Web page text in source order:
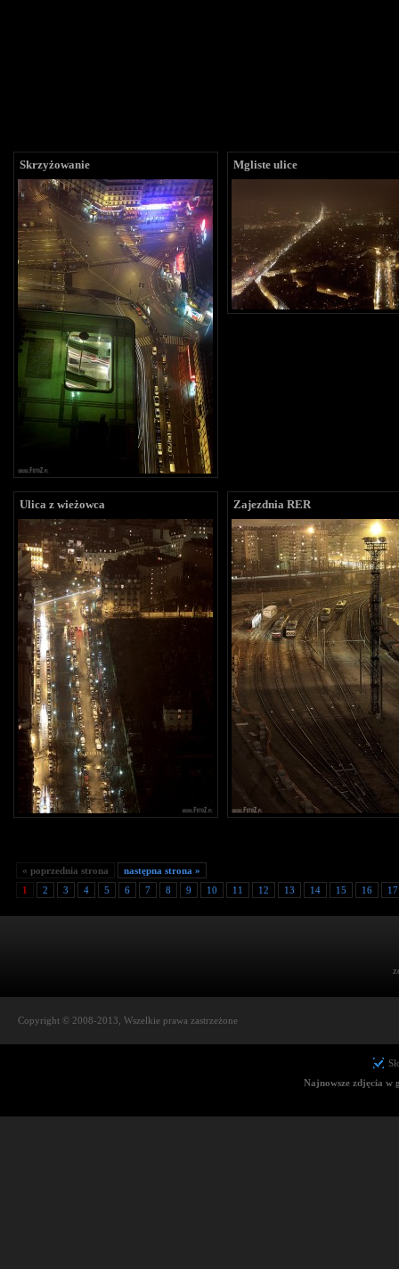
Skrzyżowanie Mgliste ulice
Ulica z wieżowca Zajezdnia RER
« poprzednia strona
następna strona »
1
2 3 4 5 6 7 8 9 10 11 12 13 14 15 16 17
Copyright © 2008-2013, Wszelkie prawa zastrzeżone
Najnowsze zdjęcia w